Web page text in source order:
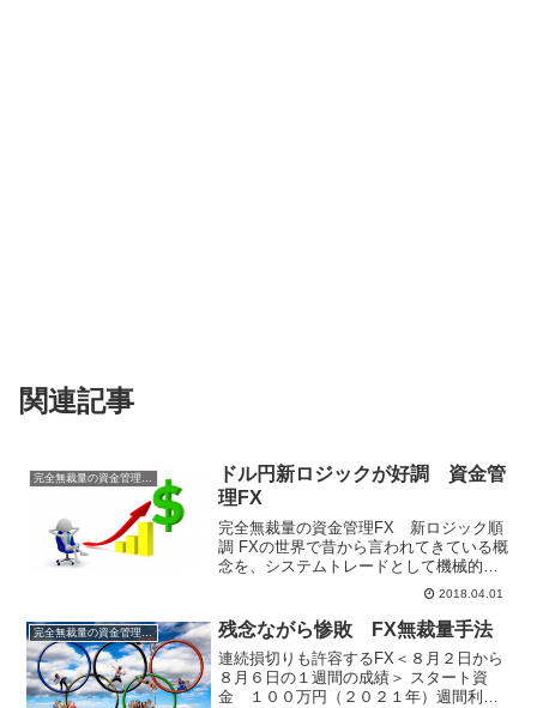
関連記事
ドル円新ロジックが好調 資金管
理FX
完全無裁量の資金管理FX 新ロジック順
調 FXの世界で昔から言われてきている概
念を、システムトレードとして機械的に
行い、ストップとリミットの値をきちん
と計算し、破たんしないように資金管理
を徹底して行い、年単位で勝っていける
かの検証。 ＜３月...
2018.04.01
残念ながら惨敗 FX無裁量手法
連続損切りも許容するFX＜８月２日から
８月６日の１週間の成績＞ スタート資
金 １００万円（２０２１年）週間利